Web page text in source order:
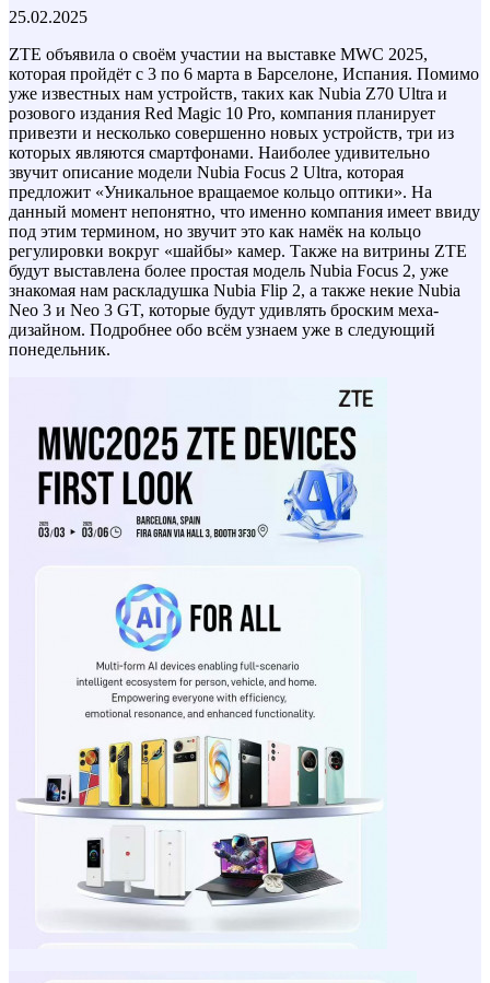
25.02.2025
ZTE объявила о своём участии на выставке MWC 2025,
которая пройдёт с 3 по 6 марта в Барселоне, Испания. Помимо
уже известных нам устройств, таких как Nubia Z70 Ultra и
розового издания Red Magic 10 Pro, компания планирует
привезти и несколько совершенно новых устройств, три из
которых являются смартфонами. Наиболее удивительно
звучит описание модели Nubia Focus 2 Ultra, которая
предложит «Уникальное вращаемое кольцо оптики». На
данный момент непонятно, что именно компания имеет ввиду
под этим термином, но звучит это как намёк на кольцо
регулировки вокруг «шайбы» камер. Также на витрины ZTE
будут выставлена более простая модель Nubia Focus 2, уже
знакомая нам раскладушка Nubia Flip 2, а также некие Nubia
Neo 3 и Neo 3 GT, которые будут удивлять броским меха-
дизайном. Подробнее обо всём узнаем уже в следующий
понедельник.